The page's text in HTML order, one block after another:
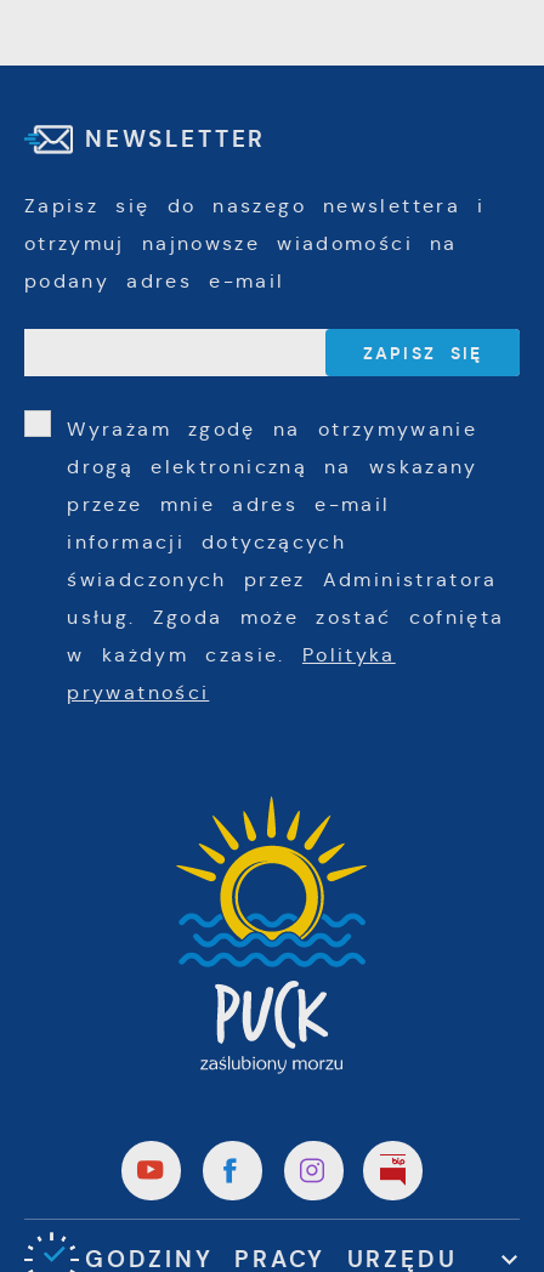
NEWSLETTER
Zapisz się do naszego newslettera i
otrzymuj najnowsze wiadomości na
podany adres e-mail
Wyrażam zgodę na otrzymywanie
drogą elektroniczną na wskazany
przeze mnie adres e-mail
informacji dotyczących
świadczonych przez Administratora
usług. Zgoda może zostać cofnięta
w każdym czasie. Polityka
prywatności
GODZINY PRACY URZĘDU